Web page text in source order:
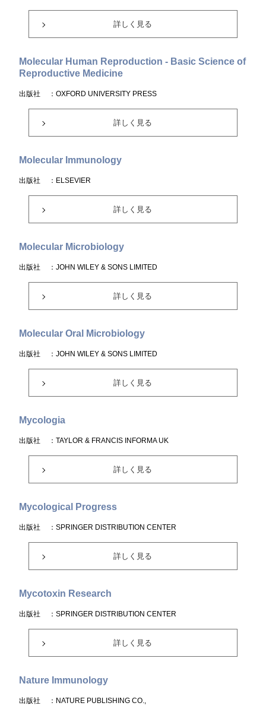
詳しく見る
Molecular Human Reproduction - Basic Science of
Reproductive Medicine
出版社 ：OXFORD UNIVERSITY PRESS
詳しく見る
Molecular Immunology
出版社 ：ELSEVIER
詳しく見る
Molecular Microbiology
出版社 ：JOHN WILEY & SONS LIMITED
詳しく見る
Molecular Oral Microbiology
出版社 ：JOHN WILEY & SONS LIMITED
詳しく見る
Mycologia
出版社 ：TAYLOR & FRANCIS INFORMA UK
詳しく見る
Mycological Progress
出版社 ：SPRINGER DISTRIBUTION CENTER
詳しく見る
Mycotoxin Research
出版社 ：SPRINGER DISTRIBUTION CENTER
詳しく見る
Nature Immunology
出版社 ：NATURE PUBLISHING CO.,